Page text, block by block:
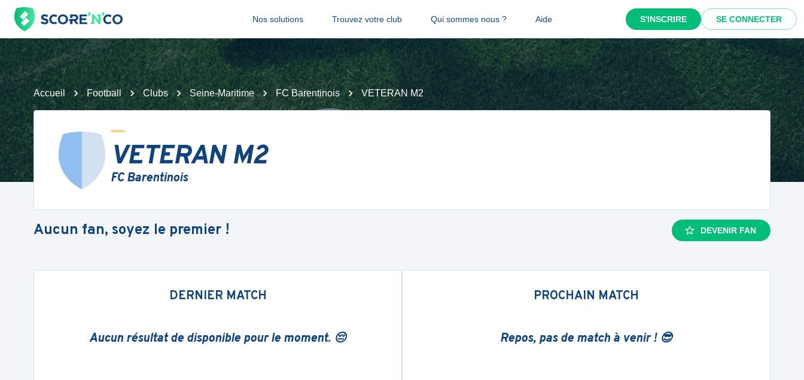
Nos solutions Trouvez votre club Qui sommes nous ? Aide S'INSCRIRE SE CONNECTER
Accueil Football Clubs Seine-Maritime FC Barentinois VETERAN M2
VETERAN M2
FC Barentinois
Aucun fan, soyez le premier ! DEVENIR FAN
DERNIER MATCH
Aucun résultat de disponible pour le moment. 😔
PROCHAIN MATCH
Repos, pas de match à venir ! 😎